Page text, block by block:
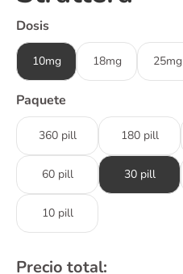
Dosis
10mg 18mg 25mg
Paquete
360 pill 180 pill
60 pill 30 pill
10 pill
Precio total: